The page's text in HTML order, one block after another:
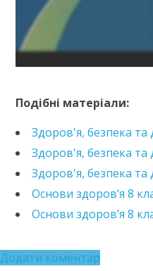
Подібні матеріали:
Здоров'я, безпека
Здоров'я, безпека
Здоров'я, безпека та
Основи здоров’я 8
Основи здоров’я 8
Додати коментар